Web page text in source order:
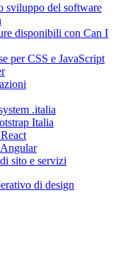
sviluppo del software
disponibili con Can I
per CSS e JavaScript
.italia
Italia
sito e servizi
di design